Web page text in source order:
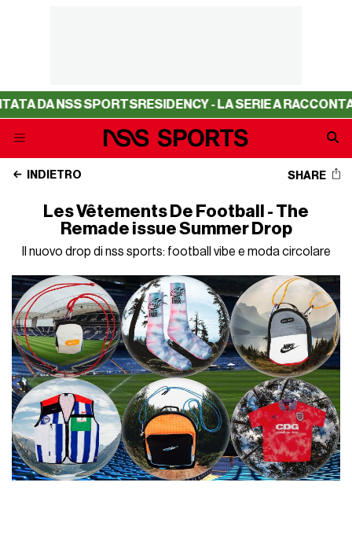
NSS SPORTSRESIDENCY - LA SERIE A RACCONTATA
INDIETRO SHARE
Les Vêtements De Football - The
Remade issue Summer Drop
Il nuovo drop di nss sports: football vibe e moda circolare